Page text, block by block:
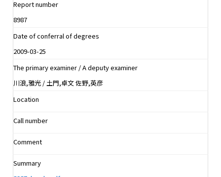
Report number
8987
Date of conferral of degrees
2009-03-25
The primary examiner / A deputy examiner
川浪,雅光 / 土門,卓文 佐野,英彦
Location
Call number
Comment
Summary